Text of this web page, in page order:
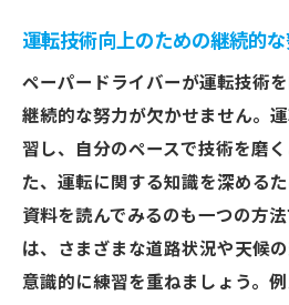
運転技術向上のための継続的
ペーパードライバーが運転技術
継続的な努力が欠かせません。
習し、自分のペースで技術を磨
た、運転に関する知識を深める
資料を読んでみるのも一つの方
は、さまざまな道路状況や天候
意識的に練習を重ねましょう。